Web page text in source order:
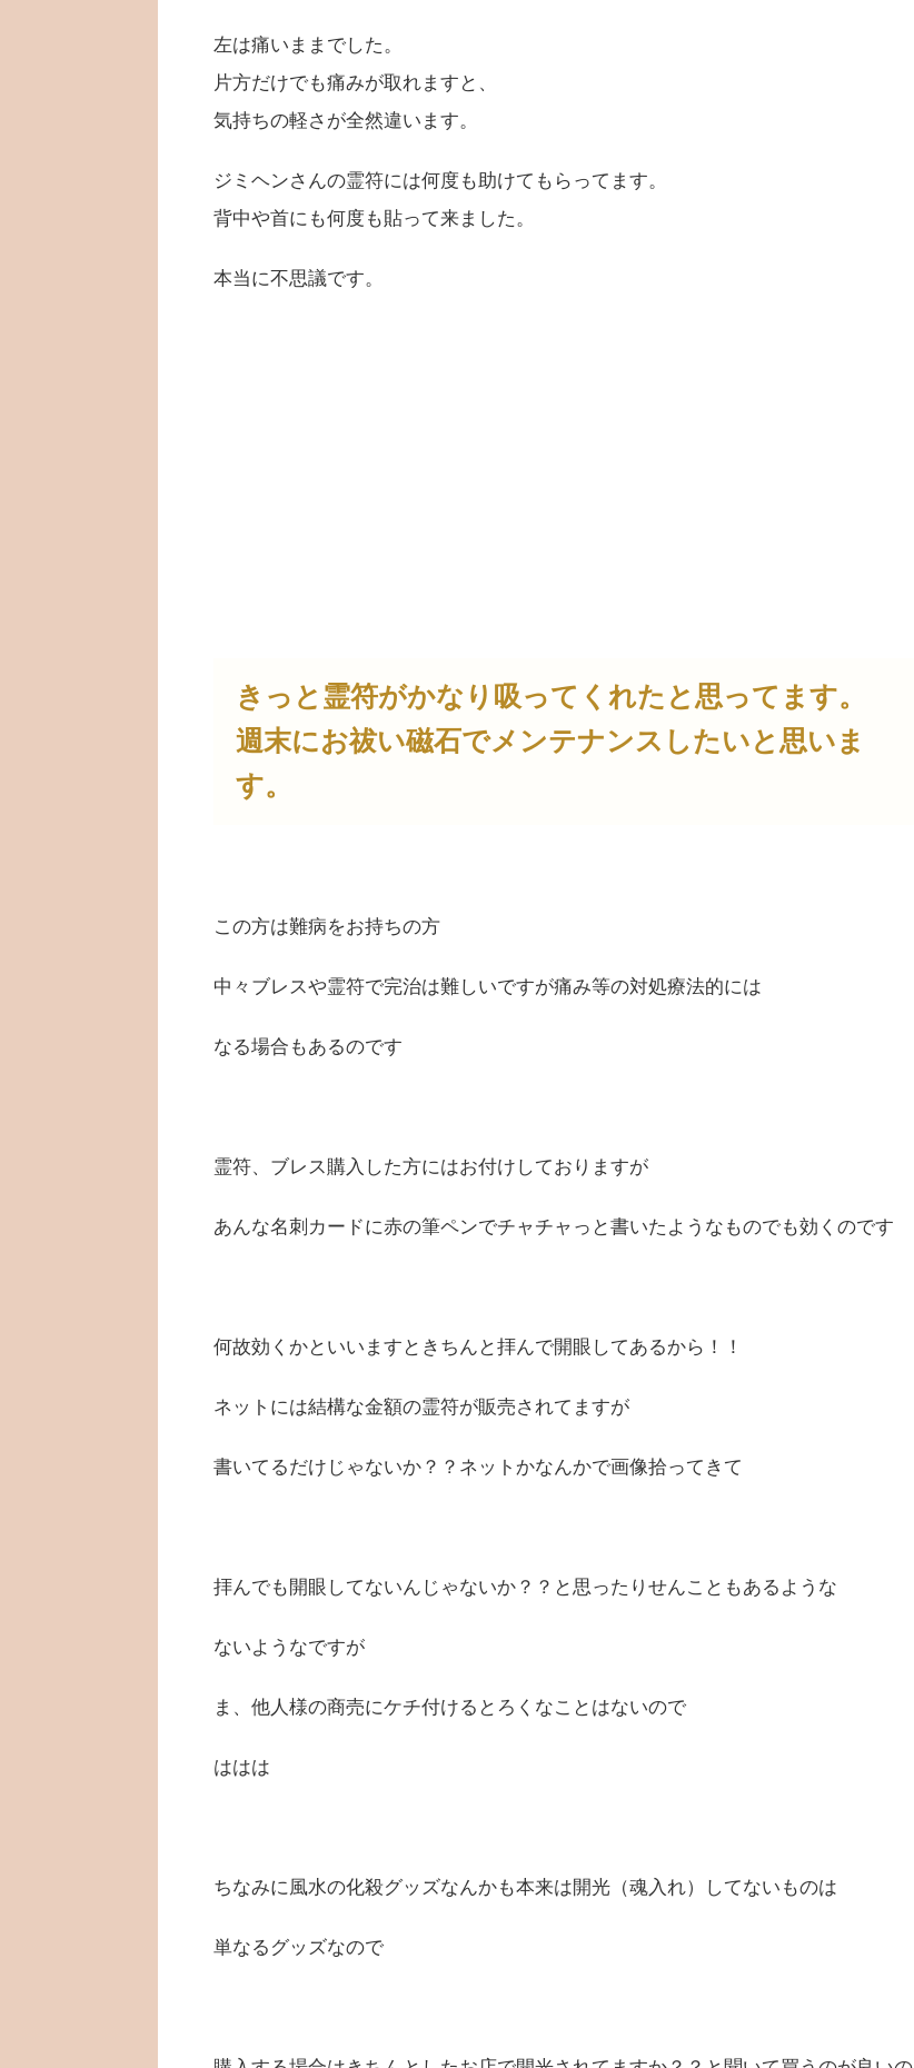
左は痛いままでした。
片方だけでも痛みが取れますと、
気持ちの軽さが全然違います。
ジミヘンさんの霊符には何度も助けてもらってます。
背中や首にも何度も貼って来ました。
本当に不思議です。
きっと霊符がかなり吸ってくれたと思ってます。
週末にお祓い磁石でメンテナンスしたいと思いま
す。
この方は難病をお持ちの方
中々ブレスや霊符で完治は難しいですが痛み等の対処療法的には
なる場合もあるのです
霊符、ブレス購入した方にはお付けしておりますが
あんな名刺カードに赤の筆ペンでチャチャっと書いたようなものでも効くのです
何故効くかといいますときちんと拝んで開眼してあるから！！
ネットには結構な金額の霊符が販売されてますが
書いてるだけじゃないか？？ネットかなんかで画像拾ってきて
拝んでも開眼してないんじゃないか？？と思ったりせんこともあるような
ないようなですが
ま、他人様の商売にケチ付けるとろくなことはないので
ははは
ちなみに風水の化殺グッズなんかも本来は開光（魂入れ）してないものは
単なるグッズなので